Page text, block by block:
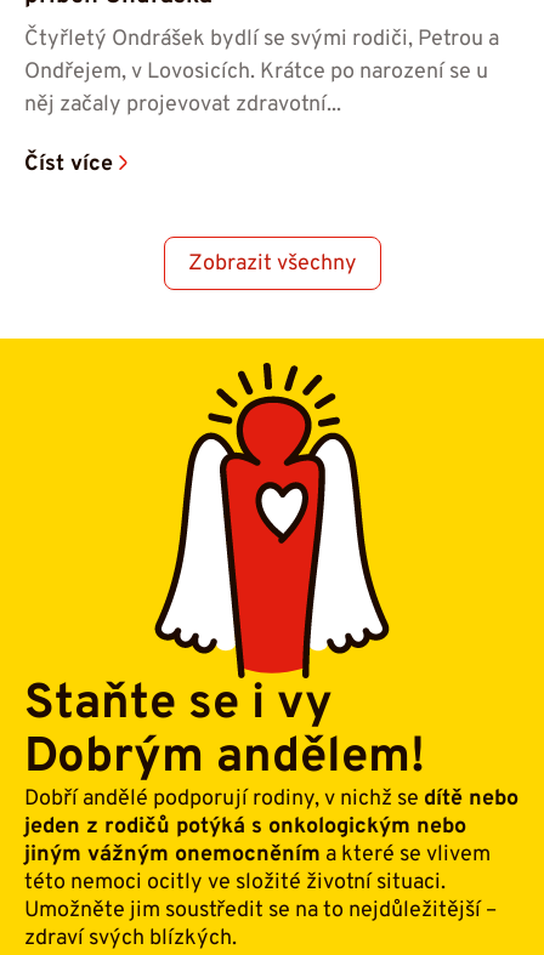
Čtyřletý Ondrášek bydlí se svými rodiči, Petrou a
Ondřejem, v Lovosicích. Krátce po narození se u
něj začaly projevovat zdravotní...
Číst více
Zobrazit všechny
Staňte se i vy
Dobrým andělem!
Dobří andělé podporují rodiny, v nichž se dítě nebo
jeden z rodičů potýká s onkologickým nebo
jiným vážným onemocněním a které se vlivem
této nemoci ocitly ve složité životní situaci.
Umožněte jim soustředit se na to nejdůležitější –
zdraví svých blízkých.